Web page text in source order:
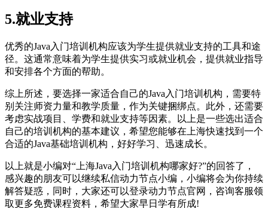
5.就业支持
优秀的Java入门培训机构应该为学生提供就业支持的工具和途
径。这通常意味着为学生提供实习或就业机会，提供就业指导
和安排各个方面的帮助。
综上所述，要选择一家适合自己的Java入门培训机构，需要特
别关注师资力量和教学质量，作为关键捆绑点。此外，还需要
考虑实战项目、学费和就业支持等因素。以上是一些选出适合
自己的培训机构的基本建议，希望您能够在上海快速找到一个
合适的Java基础培训机构，好好学习、迅速成长。
以上就是小编对“上海Java入门培训机构哪家好?”的回答了，
感兴趣的朋友可以继续私信动力节点小编，小编将会为你持续
解答疑惑，同时，大家还可以登录动力节点官网，咨询客服领
取更多免费课程资料，希望大家早日学有所成!